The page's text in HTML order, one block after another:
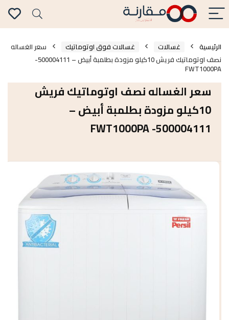
الرئيسية غسالات غسالات فوق اوتوماتيك
سعر الغساله
نصف اوتوماتيك فريش 10كيلو مزودة بطلمبة أبيض – 500004111-
FWT1000PA
سعر الغساله نصف اوتوماتيك فريش
10كيلو مزودة بطلمبة أبيض –
500004111- FWT1000PA